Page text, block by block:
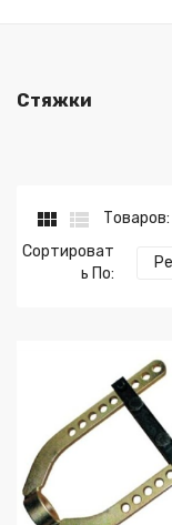
Стяжки
 
Товаров:
Сортироват
Ь По: